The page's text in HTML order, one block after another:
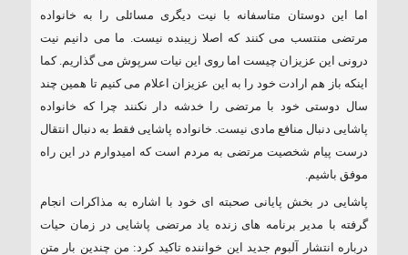
اما این دوستان متاسفانه با نیت دیگری مسائلی را به خانواده
مرتضی منتسب می کنند که اصلا زیبنده نیست. ما می دانیم نیت
درونی این عزیزان چیست اما روی این نیات سرپوش می گذاریم. کما
اینکه باز هم ارادت خود را به این عزیزان اعلام می کنیم تا همین چند
سال دوستی خود با مرتضی را خدشه دار نکنند چرا که خانواده
پاشایی دنبال منافع مادی نیست. خانواده پاشایی فقط به دنبال انتقال
درست پیام شخصیت مرتضی به مردم است که امیدوارم در این راه
موفق باشیم.
پاشایی در بخش پایانی صحبته ای خود با اشاره به مذاکرات انجام
گرفته با مدیر برنامه های زنده یاد مرتضی پاشایی در زمان حیات
درباره انتشار آلبوم جدید این خواننده تاکید کرد: من چندین بار متن